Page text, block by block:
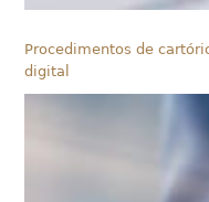
Procedimentos de
digital